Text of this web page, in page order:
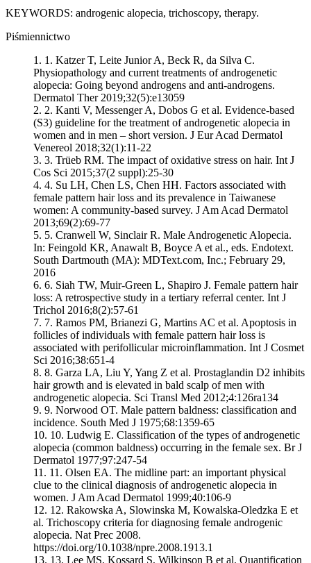
KEYWORDS: androgenic alopecia, trichoscopy, therapy.
Piśmiennictwo
1. Katzer T, Leite Junior A, Beck R, da Silva C.
Physiopathology and current treatments of androgenetic
alopecia: Going beyond androgens and anti-androgens.
Dermatol Ther 2019;32(5):e13059
2. Kanti V, Messenger A, Dobos G et al. Evidence-based
(S3) guideline for the treatment of androgenetic alopecia in
women and in men – short version. J Eur Acad Dermatol
Venereol 2018;32(1):11-22
3. Trüeb RM. The impact of oxidative stress on hair. Int J
Cos Sci 2015;37(2 suppl):25-30
4. Su LH, Chen LS, Chen HH. Factors associated with
female pattern hair loss and its prevalence in Taiwanese
women: A community-based survey. J Am Acad Dermatol
2013;69(2):69-77
5. Cranwell W, Sinclair R. Male Androgenetic Alopecia.
In: Feingold KR, Anawalt B, Boyce A et al., eds. Endotext.
South Dartmouth (MA): MDText.com, Inc.; February 29,
2016
6. Siah TW, Muir-Green L, Shapiro J. Female pattern hair
loss: A retrospective study in a tertiary referral center. Int J
Trichol 2016;8(2):57-61
7. Ramos PM, Brianezi G, Martins AC et al. Apoptosis in
follicles of individuals with female pattern hair loss is
associated with perifollicular microinflammation. Int J Cosmet
Sci 2016;38:651-4
8. Garza LA, Liu Y, Yang Z et al. Prostaglandin D2 inhibits
hair growth and is elevated in bald scalp of men with
androgenetic alopecia. Sci Transl Med 2012;4:126ra134
9. Norwood OT. Male pattern baldness: classification and
incidence. South Med J 1975;68:1359-65
10. Ludwig E. Classification of the types of androgenetic
alopecia (common baldness) occurring in the female sex. Br J
Dermatol 1977;97:247-54
11. Olsen EA. The midline part: an important physical
clue to the clinical diagnosis of androgenetic alopecia in
women. J Am Acad Dermatol 1999;40:106-9
12. Rakowska A, Slowinska M, Kowalska-Oledzka E et
al. Trichoscopy criteria for diagnosing female androgenic
alopecia. Nat Prec 2008.
https://doi.org/10.1038/npre.2008.1913.1
13. Lee MS, Kossard S, Wilkinson B et al. Quantification